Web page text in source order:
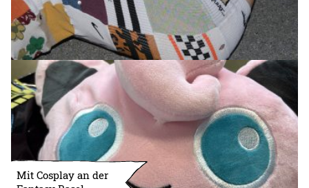
Mit Cosplay an der